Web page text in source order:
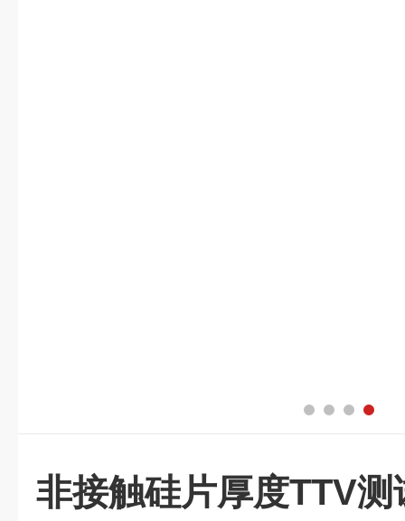
非接触硅片厚度TTV测